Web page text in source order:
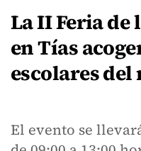
La II Feria de
en Tías
escolares
El evento se